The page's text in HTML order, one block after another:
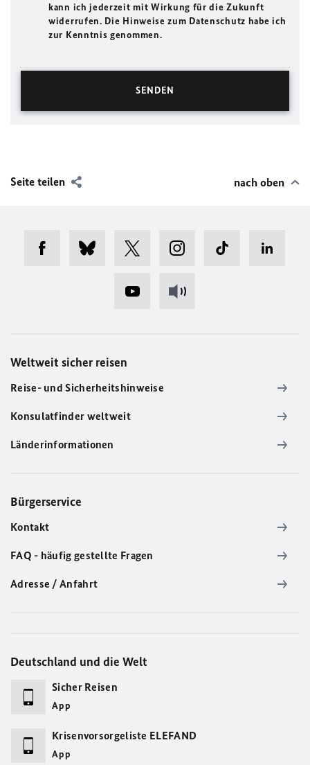
kann ich jederzeit mit Wirkung für die Zukunft
widerrufen. Die Hinweise zum Datenschutz habe ich
zur Kenntnis genommen.
Seite teilen nach oben
Weltweit sicher reisen
Reise- und Sicherheitshinweise
Konsulatfinder weltweit
Länderinformationen
Bürgerservice
Kontakt
FAQ - häufig gestellte Fragen
Adresse / Anfahrt
Deutschland und die Welt
Sicher Reisen
App
Krisenvorsorgeliste ELEFAND
App